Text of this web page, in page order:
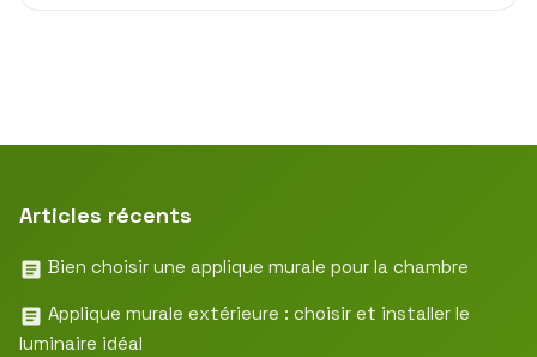
Articles récents
Bien choisir une applique murale pour la chambre
Applique murale extérieure : choisir et installer le
luminaire idéal